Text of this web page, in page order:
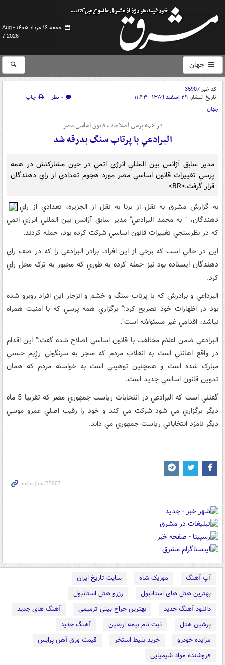
جمعه ۱۶ مرداد ۱۴۰۵ -
Aug
7 2026
جهان
کد خبر35907
تاریخ انتشار: ۲۹ اسفند ۱۳۸۹ - ۱۱:۴۳ ۰ نظر
چاپ
جهان
در همه پرسي اصلاحات قانون اساسي مصر
البرادعي با پرتاب سنگ بدرقه شد
مدير سابق آژانس بين المللي انرژي اتمي در حين مشارکتش در همه
پرسي تغييرات قانون اساسي مصر مورد هجوم تعدادي از راي دهندگان
قرار گرفت.<BR>
به گزارش مشرق به نقل از برنا به نقل از الجزيره، تعدادي از راي
دهندگان، " به محمد البرادعي" مدير سابق آژانس بين المللي انرژي اتمي
که در نظرسنجي تغييرات قانون اساسي شرکت کرده بود، حمله کردند.
اين در حالي است که برخي از اين افراد، برادر البرادعي را که در صف راي
دهندگان ايستاده بود نيز حمله کرده به طوري که مجبور به ترک محل راي
کرد.
البرداعي و برادرش که با پرتاب سنگ و خشم و انزجار اين افراد روبرو شده
بود در اظهارات خود تصريح کرد:" برگزاري همه پرسي که با امنيت همراه
نباشد، اقدامي غير مسئولانه است".
البرادعي ضمن اعلام مخالفت با قانون اساسي اصلاح شده گفت:" اين اقدام
در واقع اهانتي است به انقلاب مردم که منجر به سرنگوني رژِبم حسني
مبارک شده است و همچنين توهيني است به خواسته مردم که همان
تدوين قانون اساسي جديد است.
گفتني است که البرادعي در انتخابات رياست جمهوري مصر که تقربيا 5 ماه
ديگر برگزاري مي شود شرکت مي کند و خود را رقيب اصلي عمرو موسي
ديگر نامزد انتخاباتي رياست جمهوري مي داند.
آپ آهنگ موزیک شاه
سایت تاریخ ایران
بهترین هتل های استانبول
رزرو هتل استانبول
دانلود آهنگ جدید
بهترین جراح بینی ترمیمی
آهنگ های جدید
پرشین هتل
ثبت نام بیمه اربعین
آهنگ جدید
مزایده خودرو
خرید بلیط استخر
قیمت ورق آهن پرایس
فروشنده مواد شیمیایی